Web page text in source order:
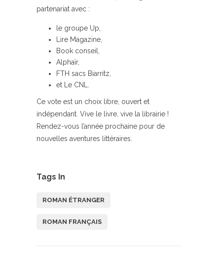
partenariat avec :
le groupe Up,
Lire Magazine,
Book conseil,
Alphaïr,
FTH sacs Biarritz,
et Le CNL.
Ce vote est un choix libre, ouvert et
indépendant. Vive le livre, vive la librairie !
Rendez-vous l’année prochaine pour de
nouvelles aventures littéraires.
Tags In
ROMAN ÉTRANGER
ROMAN FRANÇAIS